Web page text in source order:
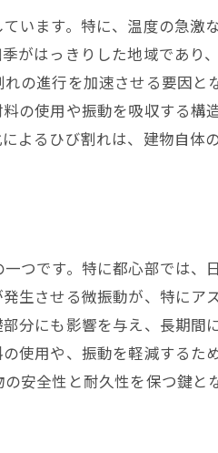
治体の取り組み
ス計画の作成方法
割れ防止活動
つ新素材の導入
とひび割れ防止策
ひび割れ対策
たらす安全性確保
速な対応法
予防対策東京都におけるベ
います。特に、温度の急
がはっきりした地域であり
の進行を加速させる要因
の使用や振動を吸収する構
よるひび割れは、建物自
つです。特に都心部では
生させる微振動が、特に
分にも影響を与え、長期
使用や、振動を軽減する
安全性と耐久性を保つ鍵とな